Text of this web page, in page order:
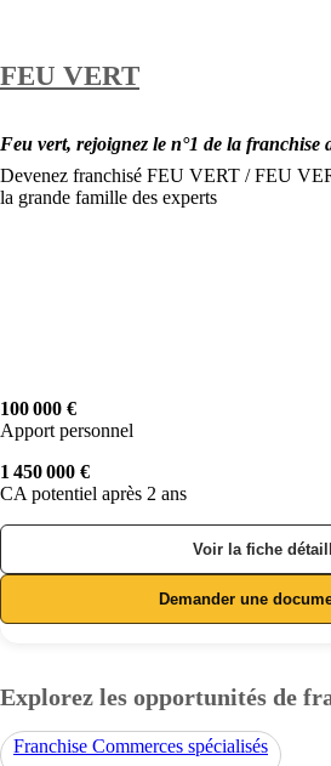
FEU VERT
Feu vert, rejoignez le n°1 de la franchise
Devenez franchisé FEU VERT / FEU
la grande famille des experts
100 000 €
Apport personnel
1 450 000 €
CA potentiel après 2 ans
Voir la fiche
Demander une
Explorez les opportunités de
Franchise Commerces spécialisés